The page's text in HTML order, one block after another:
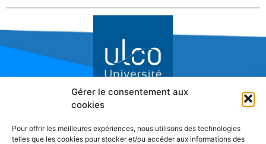
Gérer le consentement aux
cookies
Pour offrir les meilleures expériences, nous utilisons des technologies
telles que les cookies pour stocker et/ou accéder aux informations des
Réseau de Recherche sur l'Innovation